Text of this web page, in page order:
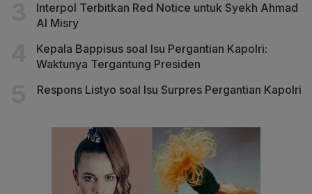
Interpol Terbitkan Red Notice untuk Syekh Ahmad
Al Misry
Kepala Bappisus soal Isu Pergantian Kapolri:
Waktunya Tergantung Presiden
Respons Listyo soal Isu Surpres Pergantian Kapolri